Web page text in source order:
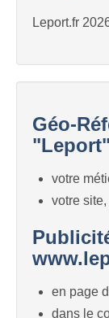
Leport.fr
Géo-
votre
votre
en page
dans le